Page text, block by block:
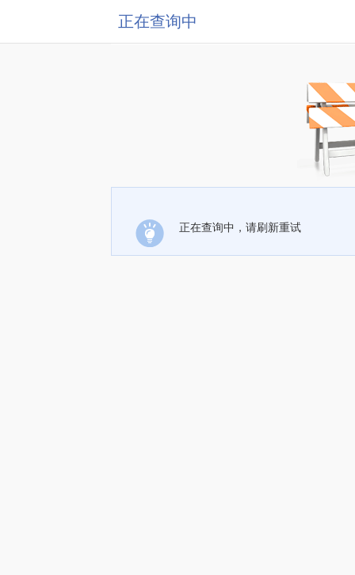
正在查询中
正在查询中，请刷新重试